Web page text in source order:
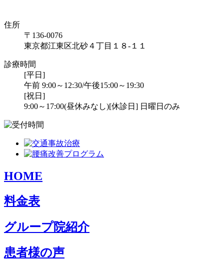
住所
〒136-0076
東京都江東区北砂４丁目１８-１１
診療時間
[平日]
午前 9:00～12:30/午後15:00～19:30
[祝日]
9:00～17:00(昼休みなし)[休診日] 日曜日のみ
HOME
料金表
グループ院紹介
患者様の声